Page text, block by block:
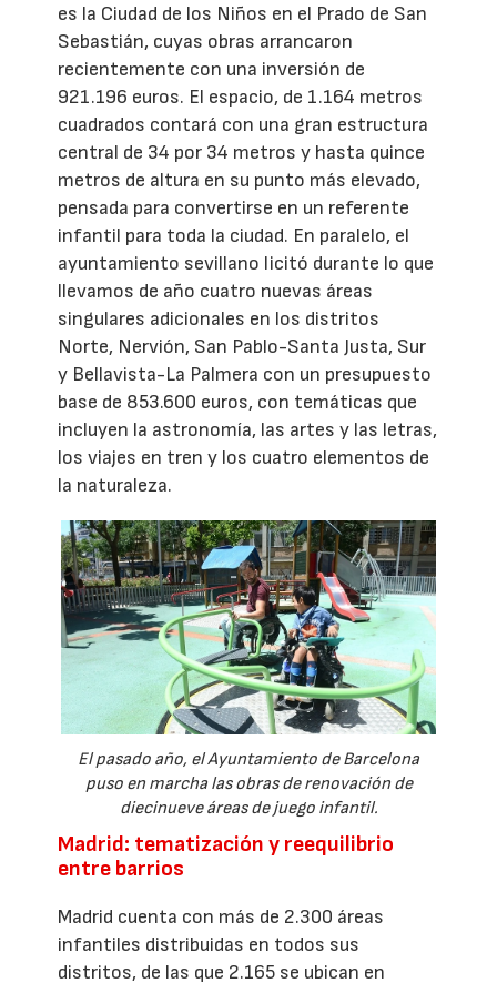
es la Ciudad de los Niños en el Prado de San
Sebastián, cuyas obras arrancaron
recientemente con una inversión de
921.196 euros. El espacio, de 1.164 metros
cuadrados contará con una gran estructura
central de 34 por 34 metros y hasta quince
metros de altura en su punto más elevado,
pensada para convertirse en un referente
infantil para toda la ciudad. En paralelo, el
ayuntamiento sevillano licitó durante lo que
llevamos de año cuatro nuevas áreas
singulares adicionales en los distritos
Norte, Nervión, San Pablo-Santa Justa, Sur
y Bellavista-La Palmera con un presupuesto
base de 853.600 euros, con temáticas que
incluyen la astronomía, las artes y las letras,
los viajes en tren y los cuatro elementos de
la naturaleza.
El pasado año, el Ayuntamiento de Barcelona
puso en marcha las obras de renovación de
diecinueve áreas de juego infantil.
Madrid: tematización y reequilibrio
entre barrios
Madrid cuenta con más de 2.300 áreas
infantiles distribuidas en todos sus
distritos, de las que 2.165 se ubican en